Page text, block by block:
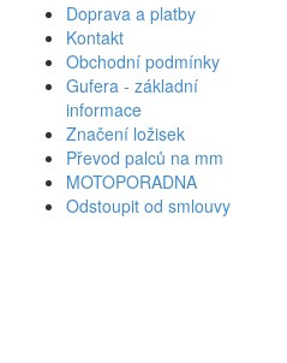
Doprava a platby
Kontakt
Obchodní podmínky
Gufera - základní
informace
Značení ložisek
Převod palců na mm
MOTOPORADNA
Odstoupit od smlouvy